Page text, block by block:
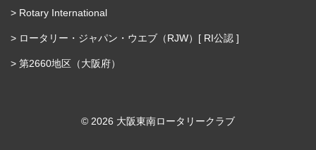
Rotary International
ロータリー・ジャパン・ウエブ（RJW）[ RI公認 ]
第2660地区（大阪府）
©︎ 2026 大阪東南ロータリークラブ